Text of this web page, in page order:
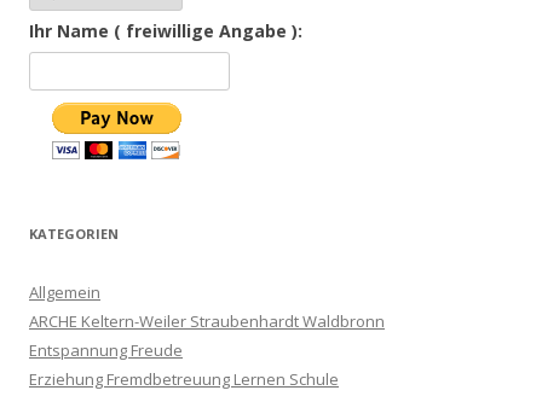
Ihr Name ( freiwillige Angabe ):
KATEGORIEN
Allgemein
ARCHE Keltern-Weiler Straubenhardt Waldbronn
Entspannung Freude
Erziehung Fremdbetreuung Lernen Schule